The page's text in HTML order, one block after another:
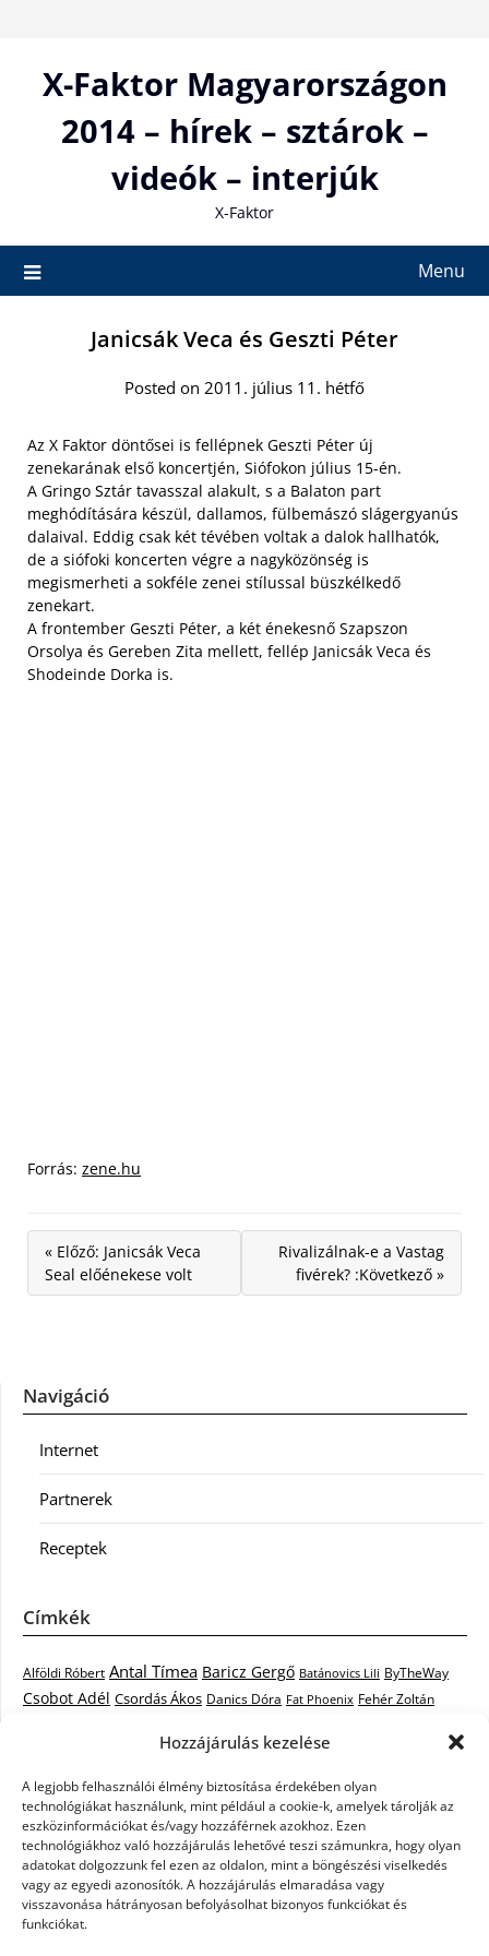
Hozzájárulás kezelése
A legjobb felhasználói élmény biztosítása érdekében olyan
technológiákat használunk, mint például a cookie-k, amelyek tárolják az
eszközinformációkat és/vagy hozzáférnek azokhoz. Ezen
technológiákhoz való hozzájárulás lehetővé teszi számunkra, hogy olyan
adatokat dolgozzunk fel ezen az oldalon, mint a böngészési viselkedés
vagy az egyedi azonosítók. A hozzájárulás elmaradása vagy
visszavonása hátrányosan befolyásolhat bizonyos funkciókat és
funkciókat.
contentX-Faktor Magyarországon
2014 – hírek – sztárok –
videók – interjúk
X-Faktor
Menu
Janicsák Veca és Geszti Péter
Posted on 2011. július 11. hétfő
Az X Faktor döntősei is fellépnek Geszti Péter új
zenekarának első koncertjén, Siófokon július 15-én.
A Gringo Sztár tavasszal alakult, s a Balaton part
meghódítására készül, dallamos, fülbemászó slágergyanús
dalaival. Eddig csak két tévében voltak a dalok hallhatók,
de a siófoki koncerten végre a nagyközönség is
megismerheti a sokféle zenei stílussal büszkélkedő
zenekart.
A frontember Geszti Péter, a két énekesnő Szapszon
Orsolya és Gereben Zita mellett, fellép Janicsák Veca és
Shodeinde Dorka is.
Forrás: zene.hu
« Előző: Janicsák Veca
Seal előénekese volt
Rivalizálnak-e a Vastag
fivérek? :Következő »
Navigáció
Internet
Partnerek
Receptek
Címkék
Alföldi Róbert Antal Tímea Baricz Gergő Batánovics Lili ByTheWay
Csobot Adél Csordás Ákos Danics Dóra Fat Phoenix Fehér Zoltán
Kovács László Stone
Krasznai Tünde Like LiL C. Malek Miklós mentor Muri Enikő
Nagy Feró Oláh Gergő Péterffy Lili Rocktenors RTL Klub
Cowell Szabó Dávid Szabó Ádám Szikora Róbert Takács Nikolas
Tarány Tamás Tóth Gabi Vastag Csaba Vastag Tamás
Kati X-factor X-FaktorX-Faktor videók